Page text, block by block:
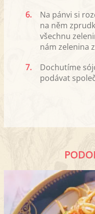
6.
Na pánvi si
na něm
všechnu
nám zelenina
7.
Dochutíme
podávat